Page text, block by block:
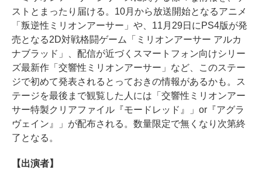
ストとまったり届ける。10月から放送開始となるアニメ
「叛逆性ミリオンアーサー」や、11月29日にPS4版が発
売となる2D対戦格闘ゲーム「ミリオンアーサー アルカ
ナブラッド」、配信が近づくスマートフォン向けシリー
ズ最新作「交響性ミリオンアーサー」など、このステー
ジで初めて発表されるとっておきの情報があるかも。ス
テージを最後まで観覧した人には「交響性ミリオンアー
サー特製クリアファイル『モードレッド』」or『アグラ
ヴェイン』」が配布される。数量限定で無くなり次第終
了となる。
【出演者】